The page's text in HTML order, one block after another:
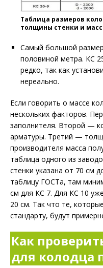
Таблица размеров
толщины стенки и
Самый большой
половиной метра. КС
редко, так как
нереально.
Если говорить о массе
нескольких факторов.
заполнителя. Второй —
арматуры. Третий —
производителя масса
таблица одного из
стенки указана от 70 см
таблицу ГОСТа, там
см для КС 7. Для КС 10
20 см. Так что те,
стандарту, будут
Как
для колодца